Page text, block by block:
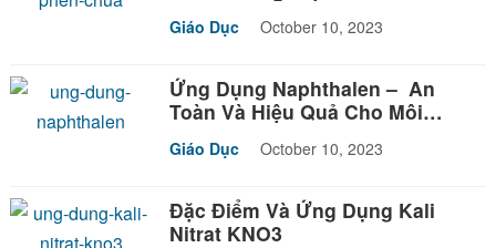
Giáo Dục October 10, 2023
Ứng Dụng Naphthalen – An
Toàn Và Hiệu Quả Cho Môi
Giáo Dục October 10, 2023
Đặc Điểm Và Ứng Dụng Kali
Nitrat KNO3